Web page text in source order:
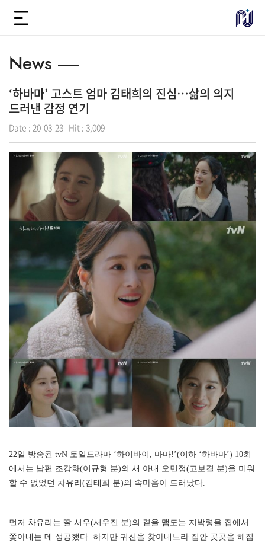
News
‘하바마’ 고스트 엄마 김태희의 진심…삶의 의지
드러낸 감정 연기
Date : 20-03-23 Hit : 3,009
22일 방송된 tvN 토일드라마 ‘하이바이, 마마!’(이하 ‘하바마’) 10회
에서는 남편 조강화(이규형 분)의 새 아내 오민정(고보결 분)을 미워
할 수 없었던 차유리(김태희 분)의 속마음이 드러났다.
먼저 차유리는 딸 서우(서우진 분)의 곁을 맴도는 지박령을 집에서
쫓아내는 데 성공했다. 하지만 귀신을 찾아내느라 집안 곳곳을 헤집